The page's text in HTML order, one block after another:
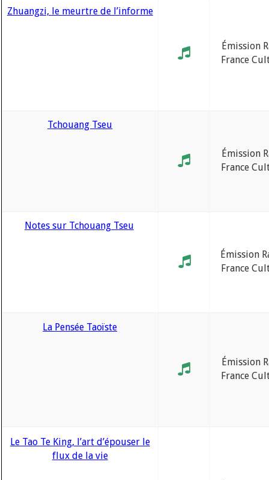
Zhuangzi, le meurtre de l’informe
Émission
France
Tchouang Tseu
Émission
France
Notes sur Tchouang Tseu
Émission
France
La Pensée Taoïste
Émission
France
Le Tao Te King, l’art d’épouser le
flux de la vie